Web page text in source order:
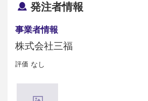
発注者情報
事業者情報
株式会社三福
評価 なし